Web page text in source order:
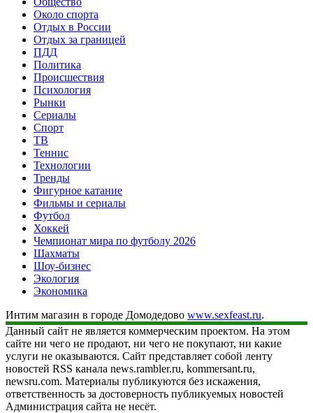
Около спорта
Отдых в России
Отдых за границей
ПДД
Политика
Происшествия
Психология
Рынки
Сериалы
Спорт
ТВ
Теннис
Технологии
Тренды
Фигурное катание
Фильмы и сериалы
Футбол
Хоккей
Чемпионат мира по футболу 2026
Шахматы
Шоу-бизнес
Экология
Экономика
Интим магазин в городе Домодедово www.sexfeast.ru.
Данный сайт не является коммерческим проектом. На этом
сайте ни чего не продают, ни чего не покупают, ни какие
услуги не оказываются. Сайт представляет собой ленту
новостей RSS канала news.rambler.ru, kommersant.ru,
newsru.com. Материалы публикуются без искажения,
ответственность за достоверность публикуемых новостей
Администрация сайта не несёт.